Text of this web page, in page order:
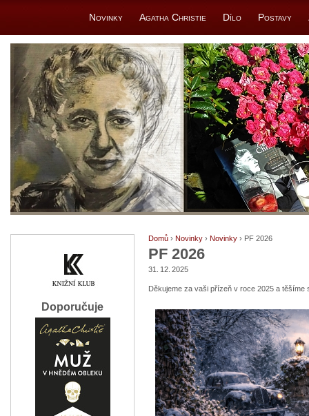
Novinky Agatha Christie Dílo Postavy
Domů › Novinky › Novinky › PF 2026
PF 2026
31. 12. 2025
Děkujeme za vaši přízeň v roce 2025 a
Doporučuje